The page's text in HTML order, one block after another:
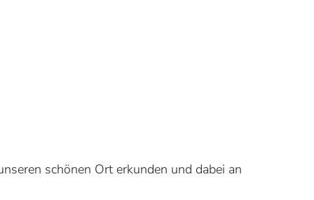
schönen Ort erkunden und dabei an